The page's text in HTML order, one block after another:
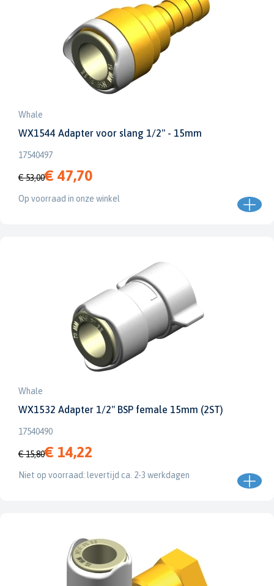
Whale
WX1544 Adapter voor slang 1/2" - 15mm
17540497
€ 53,00€ 47,70
Op voorraad in onze winkel
Whale
WX1532 Adapter 1/2" BSP female 15mm (2ST)
17540490
€ 15,80€ 14,22
Niet op voorraad: levertijd ca. 2-3 werkdagen